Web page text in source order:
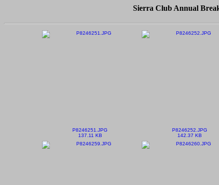
Sierra Club Annual
P8246251.JPG
137.11 KB
P8246252.JPG
142.37 KB